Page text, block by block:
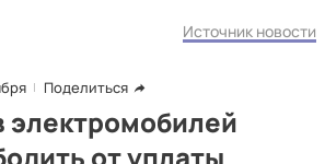
Источник новости
Поделиться
электромобилей